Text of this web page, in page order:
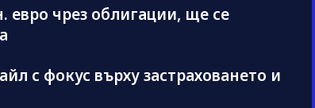
чрез облигации, ще се
с фокус върху застраховането и